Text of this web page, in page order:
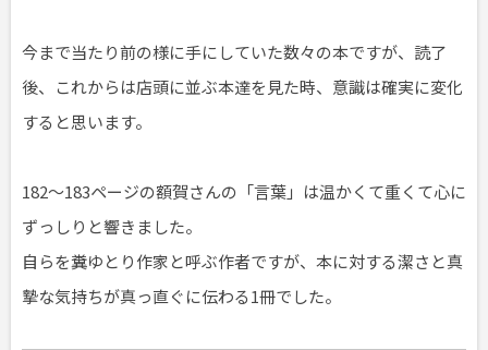
今まで当たり前の様に手にしていた数々の本ですが、読了
後、これからは店頭に並ぶ本達を見た時、意識は確実に変化
すると思います。
182～183ページの額賀さんの「言葉」は温かくて重くて心に
ずっしりと響きました。
自らを糞ゆとり作家と呼ぶ作者ですが、本に対する潔さと真
摯な気持ちが真っ直ぐに伝わる1冊でした。